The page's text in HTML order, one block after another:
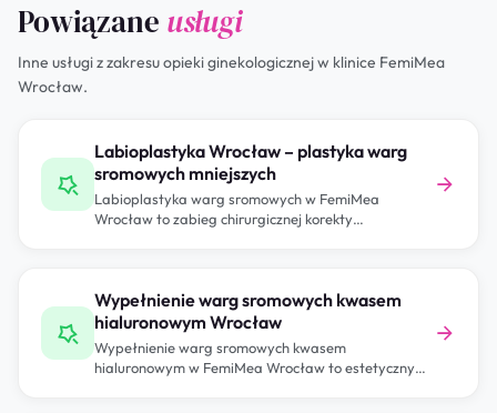
Powiązane usługi
Inne usługi z zakresu opieki ginekologicznej w klinice FemiMea
Wrocław.
Labioplastyka Wrocław – plastyka warg
sromowych mniejszych
Labioplastyka warg sromowych w FemiMea
Wrocław to zabieg chirurgicznej korekty
Wypełnienie warg sromowych kwasem
hialuronowym Wrocław
Wypełnienie warg sromowych kwasem
hialuronowym w FemiMea Wrocław to estetyczny